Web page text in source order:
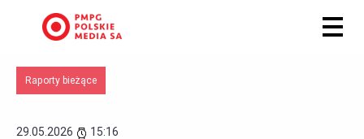
Raporty bieżące
29.05.2026 15:16